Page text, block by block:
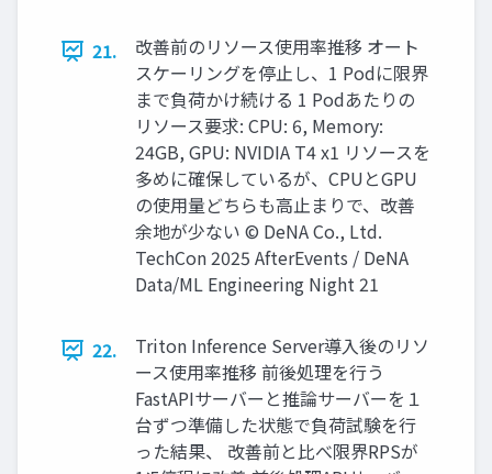
21.
改善前のリソース使用率推移 オート
スケーリングを停止し、1 Podに限界
まで負荷かけ続ける 1 Podあたりの
リソース要求: CPU: 6, Memory:
24GB, GPU: NVIDIA T4 x1 リソースを
多めに確保しているが、CPUとGPU
の使用量どちらも高止まりで、改善
余地が少ない © DeNA Co., Ltd.
TechCon 2025 AfterEvents / DeNA
Data/ML Engineering Night 21
22.
Triton Inference Server導入後のリソ
ース使用率推移 前後処理を行う
FastAPIサーバーと推論サーバーを１
台ずつ準備した状態で負荷試験を行
った結果、 改善前と比べ限界RPSが